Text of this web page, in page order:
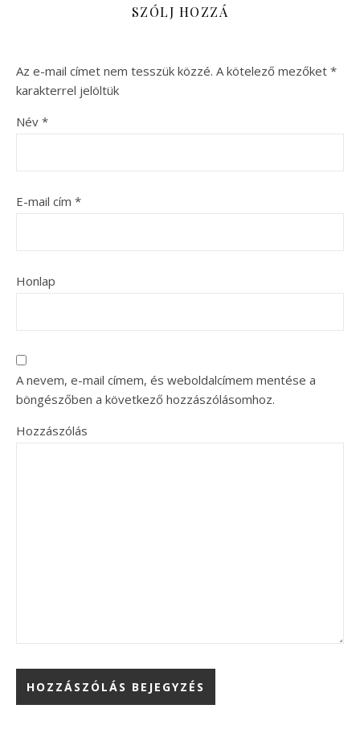
SZÓLJ HOZZÁ
Az e-mail címet nem tesszük közzé. A kötelező mezőket *
karakterrel jelöltük
Név *
E-mail cím *
Honlap
A nevem, e-mail címem, és weboldalcímem mentése a
böngészőben a következő hozzászólásomhoz.
Hozzászólás